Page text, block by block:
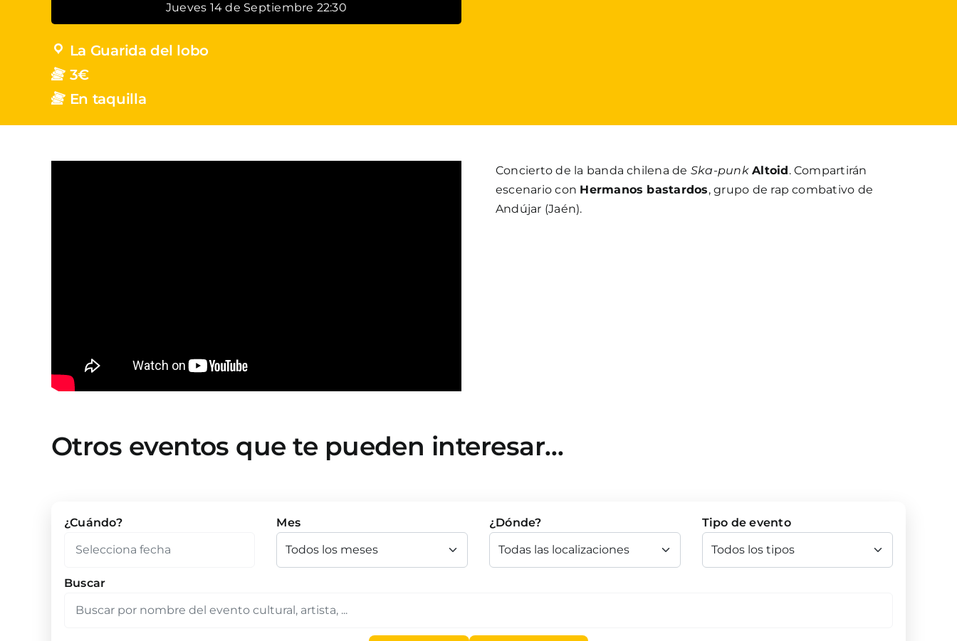
Jueves 14 de Septiembre 22:30
La Guarida del lobo
3€
En taquilla
Concierto de la banda chilena de Ska-punk Altoid. Compartirán
escenario con Hermanos bastardos, grupo de rap combativo de
Andújar (Jaén).
Otros eventos que te pueden interesar…
¿Cuándo? Mes ¿Dónde? Tipo de evento
Buscar